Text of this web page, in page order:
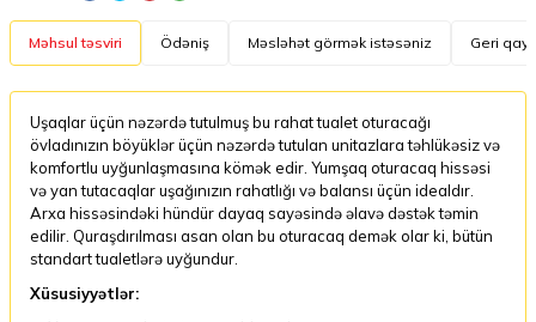
Məhsul təsviri Ödəniş Məsləhət görmək istəsəniz Geri
Uşaqlar üçün nəzərdə tutulmuş bu rahat tualet oturacağı
övladınızın böyüklər üçün nəzərdə tutulan unitazlara təhlükəsiz və
komfortlu uyğunlaşmasına kömək edir. Yumşaq oturacaq hissəsi
və yan tutacaqlar uşağınızın rahatlığı və balansı üçün idealdır.
Arxa hissəsindəki hündür dayaq sayəsində əlavə dəstək təmin
edilir. Quraşdırılması asan olan bu oturacaq demək olar ki, bütün
standart tualetlərə uyğundur.
Xüsusiyyətlər: